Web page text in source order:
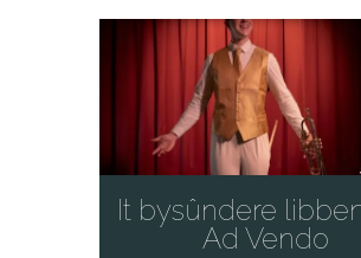
It bysûndere
Ad Vendo